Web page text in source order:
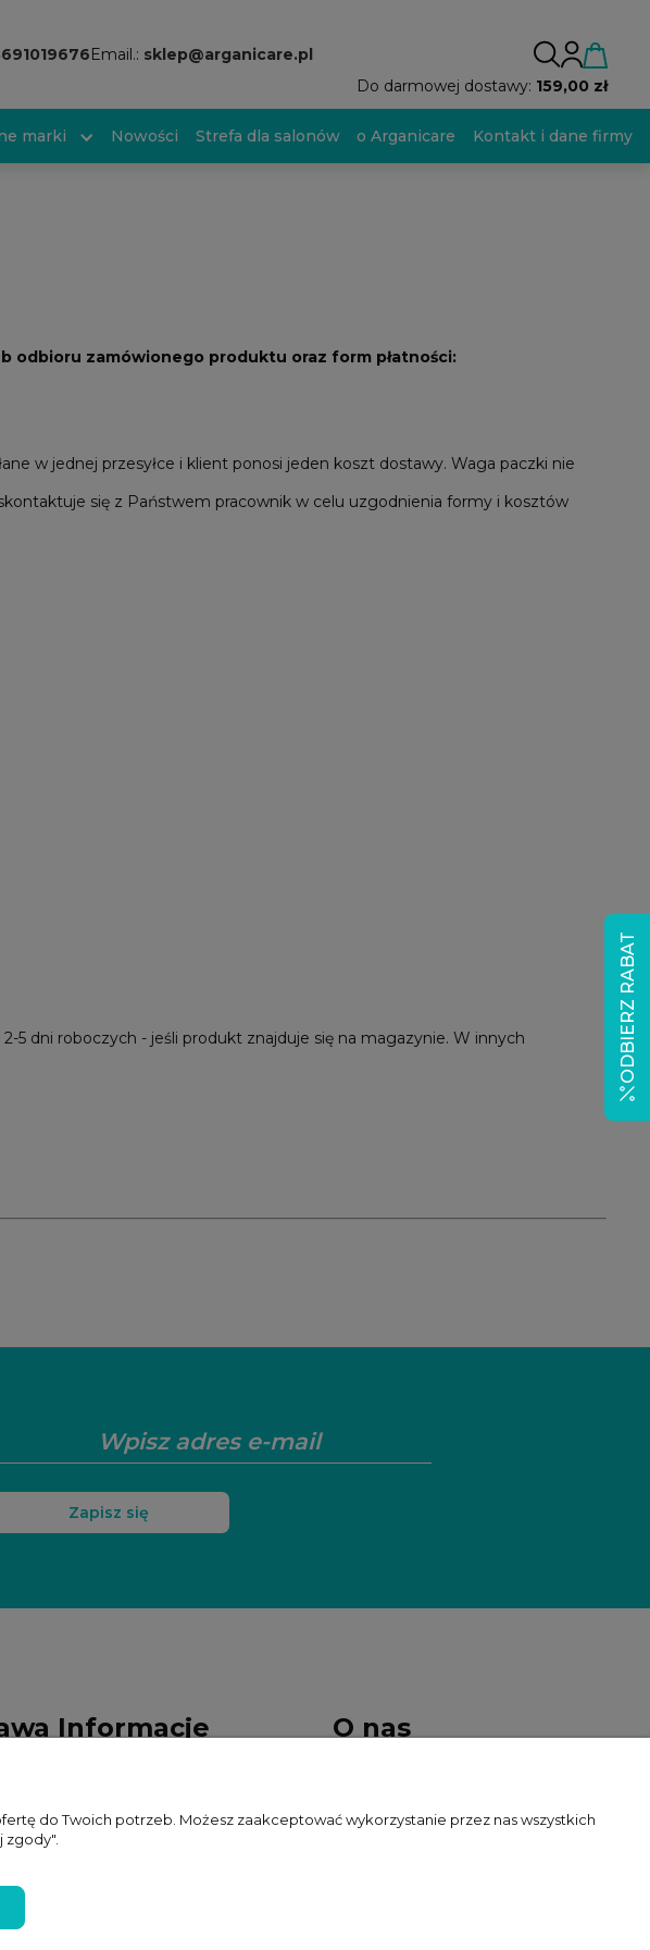
Email.: sklep@arganicare.pl
Do darmowej dostawy: 159,00 zł
marki Nowości Strefa dla salonów o Arganicare Kontakt i dane firmy
odbioru zamówionego produktu oraz form płatności:
w jednej przesyłce i klient ponosi jeden koszt dostawy. Waga paczki nie
się z Państwem pracownik w celu uzgodnienia formy i kosztów
5 dni roboczych - jeśli produkt znajduje się na magazynie. W innych
Zapisz się
Informacje
Polityka prywatności
O nas
O firmie
do Twoich potrzeb. Możesz zaakceptować wykorzystanie przez nas wszystkich
ODBIERZ RABAT